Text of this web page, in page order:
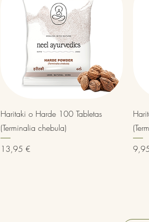
Vista rápida
Haritaki o Harde 100 Tabletas
(Terminalia chebula)
Precio
13,95 €